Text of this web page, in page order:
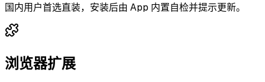
国内用户首选直装，安装后由 App 内置自检并提示更新。
浏览器扩展